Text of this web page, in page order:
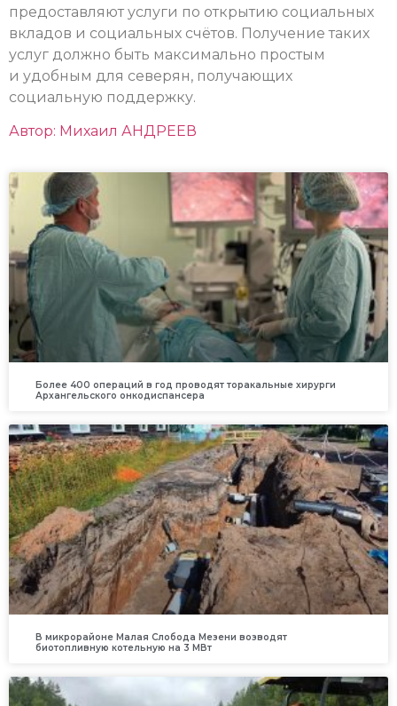
предоставляют услуги по открытию социальных
вкладов и социальных счётов. Получение таких
услуг должно быть максимально простым
и удобным для северян, получающих
социальную поддержку.
Автор: Михаил АНДРЕЕВ
Более 400 операций в год проводят торакальные хирурги
Архангельского онкодиспансера
В микрорайоне Малая Слобода Мезени возводят
биотопливную котельную на 3 МВт